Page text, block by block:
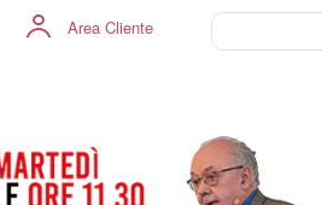
Area Cliente